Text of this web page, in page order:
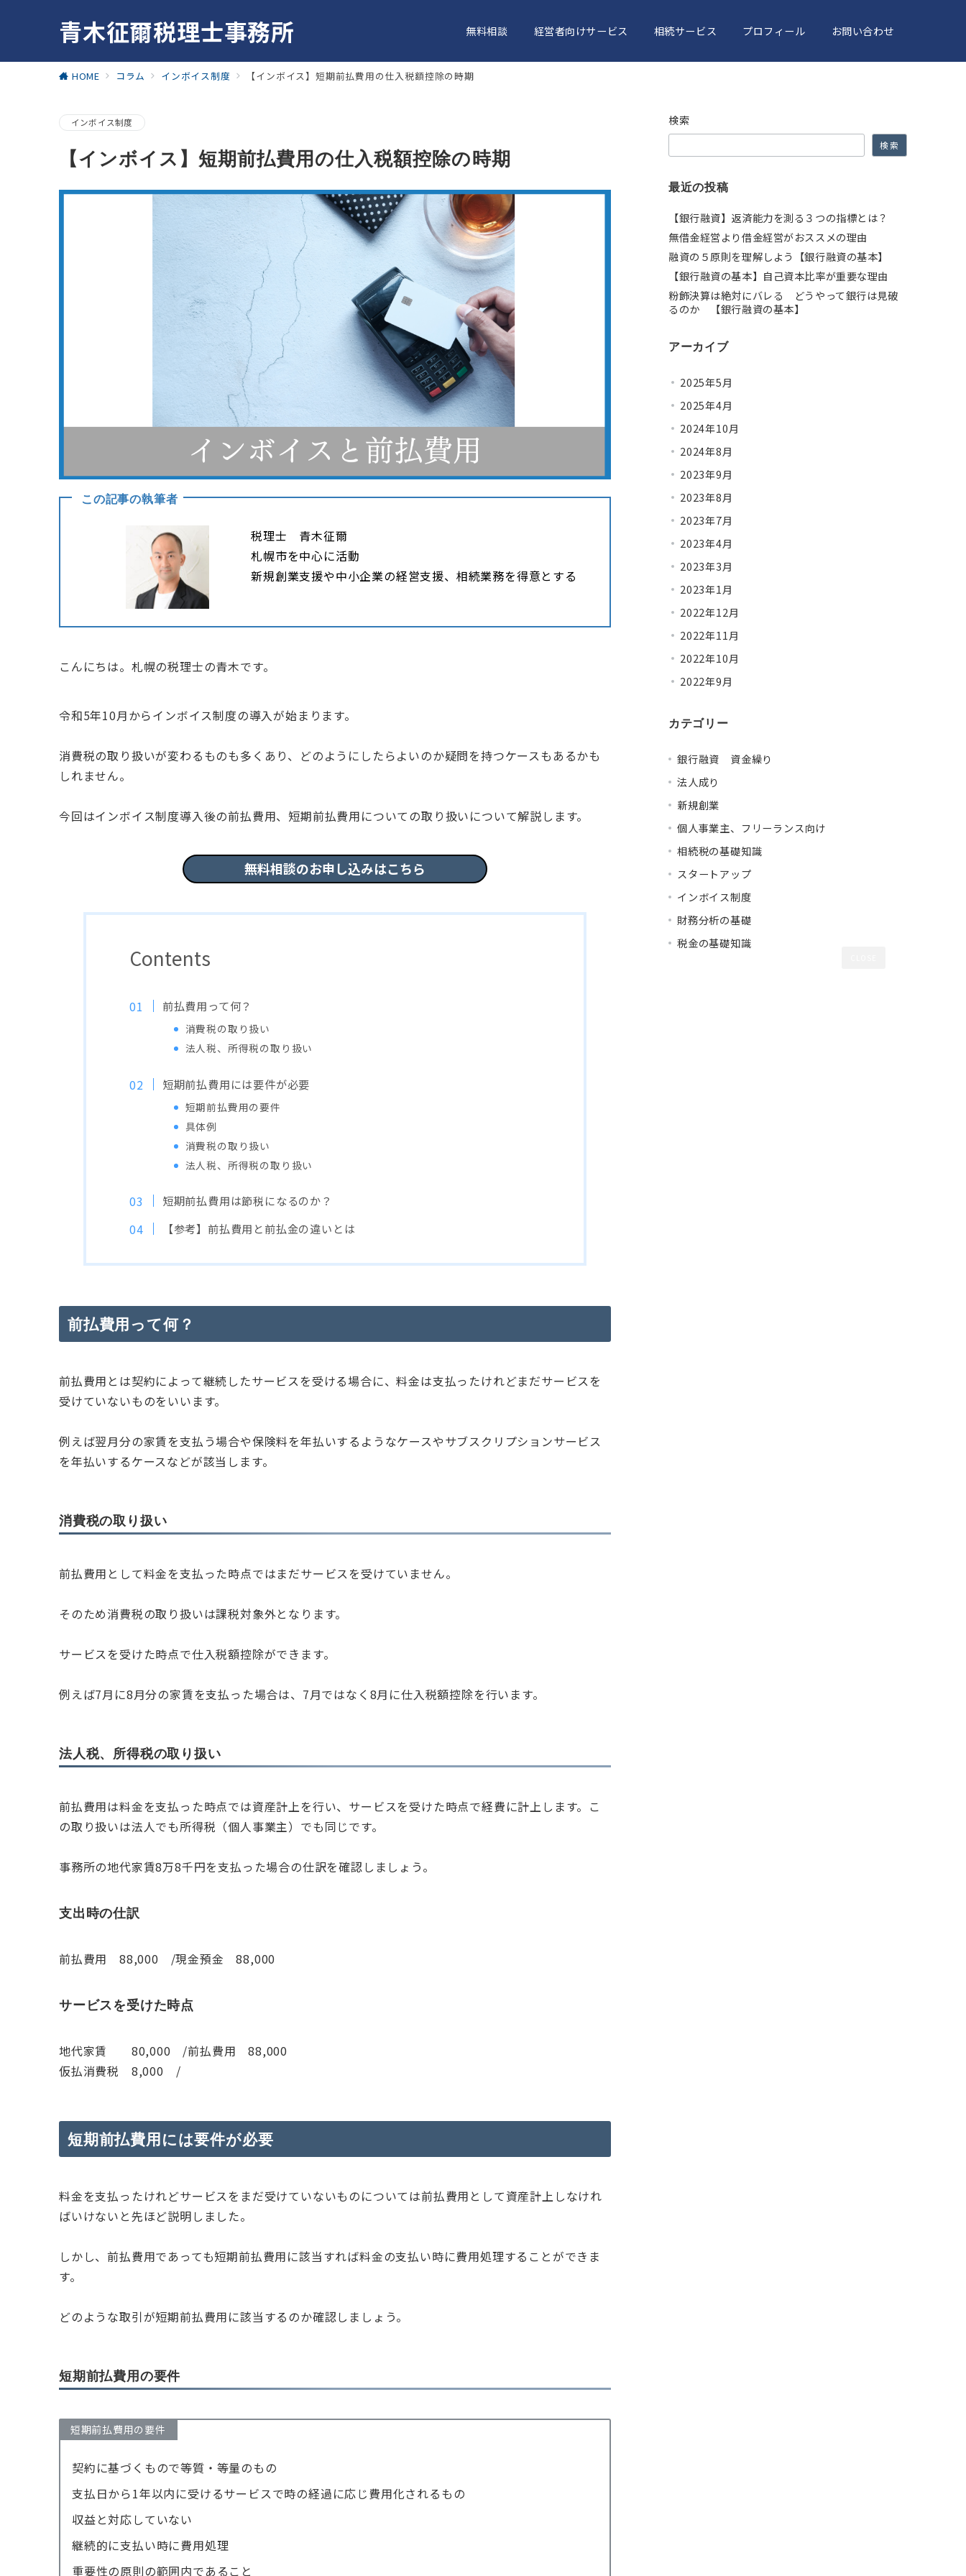
青木征爾税理士事務所 無料相談 経営者向けサービス 相続サービス プロフィール お問い合わせ
HOME コラム インボイス制度 【インボイス】短期前払費用の仕入税額控除の時期
インボイス制度
【インボイス】短期前払費用の仕入税額控除の時期
この記事の執筆者
税理士 青木征爾
札幌市を中心に活動
新規創業支援や中小企業の経営支援、相続業務を得意とする
こんにちは。札幌の税理士の青木です。
令和5年10月からインボイス制度の導入が始まります。
消費税の取り扱いが変わるものも多くあり、どのようにしたらよいのか疑問を持つケースもあるかも
しれません。
今回はインボイス制度導入後の前払費用、短期前払費用についての取り扱いについて解説します。
無料相談のお申し込みはこちら
Contents
前払費用って何？
消費税の取り扱い
法人税、所得税の取り扱い
短期前払費用には要件が必要
短期前払費用の要件
具体例
消費税の取り扱い
法人税、所得税の取り扱い
短期前払費用は節税になるのか？
【参考】前払費用と前払金の違いとは
前払費用って何？
前払費用とは契約によって継続したサービスを受ける場合に、料金は支払ったけれどまだサービスを
受けていないものをいいます。
例えば翌月分の家賃を支払う場合や保険料を年払いするようなケースやサブスクリプションサービス
を年払いするケースなどが該当します。
消費税の取り扱い
前払費用として料金を支払った時点ではまだサービスを受けていません。
そのため消費税の取り扱いは課税対象外となります。
サービスを受けた時点で仕入税額控除ができます。
例えば7月に8月分の家賃を支払った場合は、7月ではなく8月に仕入税額控除を行います。
法人税、所得税の取り扱い
前払費用は料金を支払った時点では資産計上を行い、サービスを受けた時点で経費に計上します。こ
の取り扱いは法人でも所得税（個人事業主）でも同じです。
事務所の地代家賃8万8千円を支払った場合の仕訳を確認しましょう。
支出時の仕訳
前払費用 88,000 /現金預金 88,000
サービスを受けた時点
地代家賃 80,000 /前払費用 88,000
仮払消費税 8,000 /
短期前払費用には要件が必要
料金を支払ったけれどサービスをまだ受けていないものについては前払費用として資産計上しなけれ
ばいけないと先ほど説明しました。
しかし、前払費用であっても短期前払費用に該当すれば料金の支払い時に費用処理することができま
す。
どのような取引が短期前払費用に該当するのか確認しましょう。
短期前払費用の要件
短期前払費用の要件
契約に基づくもので等質・等量のもの
支払日から1年以内に受けるサービスで時の経過に応じ費用化されるもの
収益と対応していない
継続的に支払い時に費用処理
重要性の原則の範囲内であること
検索
検索
最近の投稿
【銀行融資】返済能力を測る３つの指標とは？
無借金経営より借金経営がおススメの理由
融資の５原則を理解しよう【銀行融資の基本】
【銀行融資の基本】自己資本比率が重要な理由
粉飾決算は絶対にバレる どうやって銀行は見破
るのか 【銀行融資の基本】
アーカイブ
2025年5月
2025年4月
2024年10月
2024年8月
2023年9月
2023年8月
2023年7月
2023年4月
2023年3月
2023年1月
2022年12月
2022年11月
2022年10月
2022年9月
カテゴリー
銀行融資 資金繰り
法人成り
新規創業
個人事業主、フリーランス向け
相続税の基礎知識
スタートアップ
インボイス制度
財務分析の基礎
税金の基礎知識